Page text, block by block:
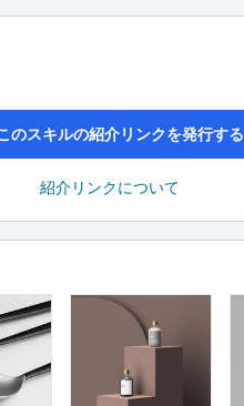
のスキルの紹介リンクを発行する
紹介リンクについて